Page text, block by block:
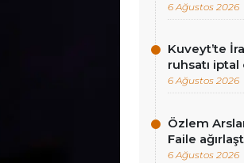
6 Ağustos 2026
Kuveyt’te
ruhsatı
6 Ağustos 2026
Özlem
Faile
6 Ağustos 2026